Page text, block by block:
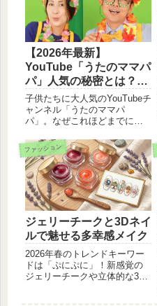
ル交換」がなぜ今、再燃して
いるのか？その魅力を紐解き
ます。
【2026年最新】
YouTube「うたのママパ
パ」人気の秘密とは？親
子でハマる魅力を徹底分
析！
子供たちに大人気のYouTubeチ
ャンネル「うたのママパ
パ」。なぜこれほどまでに親
みやすい歌声、教育的なコン
テンツ、親子で楽しめる手遊
び歌など、他とは違う人気の
理由を3つのポイントで詳しく
解説します。
ファッション
ジェリーチークと3Dネイ
ルで魅せる多幸感メイク
2026年春のトレンドキーワー
ドは「ぷにぷに」！新感覚の
ジェリーチークや立体的な3D